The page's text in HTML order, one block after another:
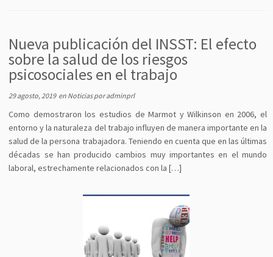
Nueva publicación del INSST: El efecto
sobre la salud de los riesgos
psicosociales en el trabajo
29 agosto, 2019en Noticiasporadminprl
Como demostraron los estudios de Marmot y Wilkinson en 2006, el
entorno y la naturaleza del trabajo influyen de manera importante en la
salud de la persona trabajadora. Teniendo en cuenta que en las últimas
décadas se han producido cambios muy importantes en el mundo
laboral, estrechamente relacionados con la […]